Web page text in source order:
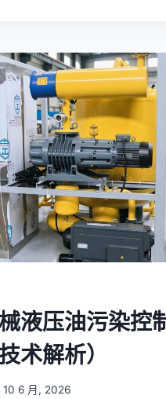
液压油污染控
术解析）
10 6 月, 2026